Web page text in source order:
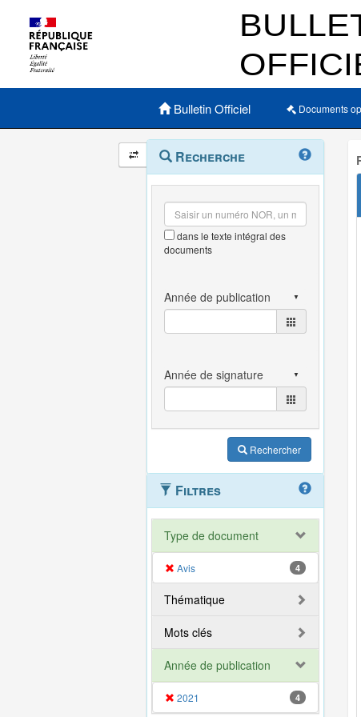
Menu principal
Bulletin Officiel Documents
Navigation
et
outils
annexes
Menu
contextuel
Recherche
dans le texte intégral des
documents
Rechercher
Filtres
Type de document
Avis 4
Thématique
Mots clés
Année de publication
2021 4